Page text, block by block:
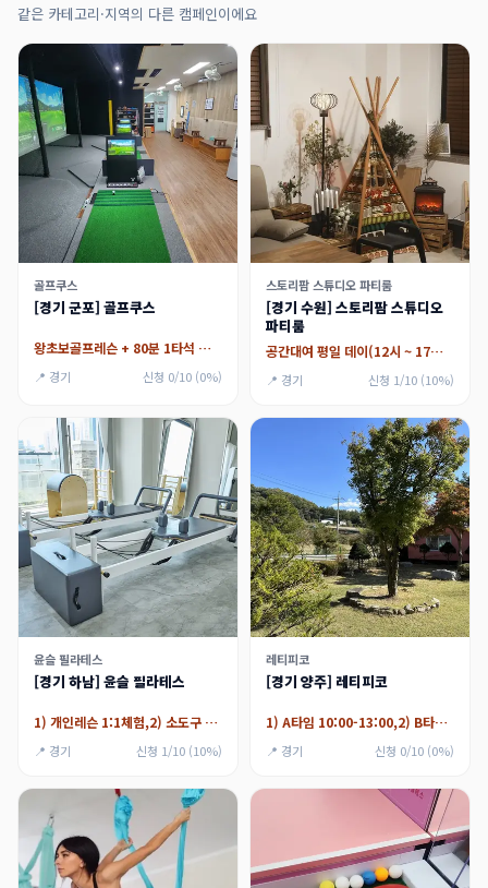
같은 카테고리·지역의 다른 캠페인이에요
골프쿠스
[경기 군포] 골프쿠스
왕초보골프레슨 + 80분 1타석 최대2인 그룹시설 이용
📍 경기 신청 0/10 (0%)
스토리팜 스튜디오 파티룸
[경기 수원] 스토리팜 스튜디오
파티룸
공간대여 평일 데이(12시 ~ 17시),공간대여 평일 나잇 (18시 ~ 02시),공간대여 주말 데이 (12시 ~ 17시)
📍 경기 신청 1/10 (10%)
윤슬 필라테스
[경기 하남] 윤슬 필라테스
1) 개인레슨 1:1체험,2) 소도구 그룹 5:1체험
📍 경기 신청 1/10 (10%)
레티피코
[경기 양주] 레티피코
1) A타임 10:00-13:00,2) B타임 13:00-16:00
📍 경기 신청 0/10 (0%)